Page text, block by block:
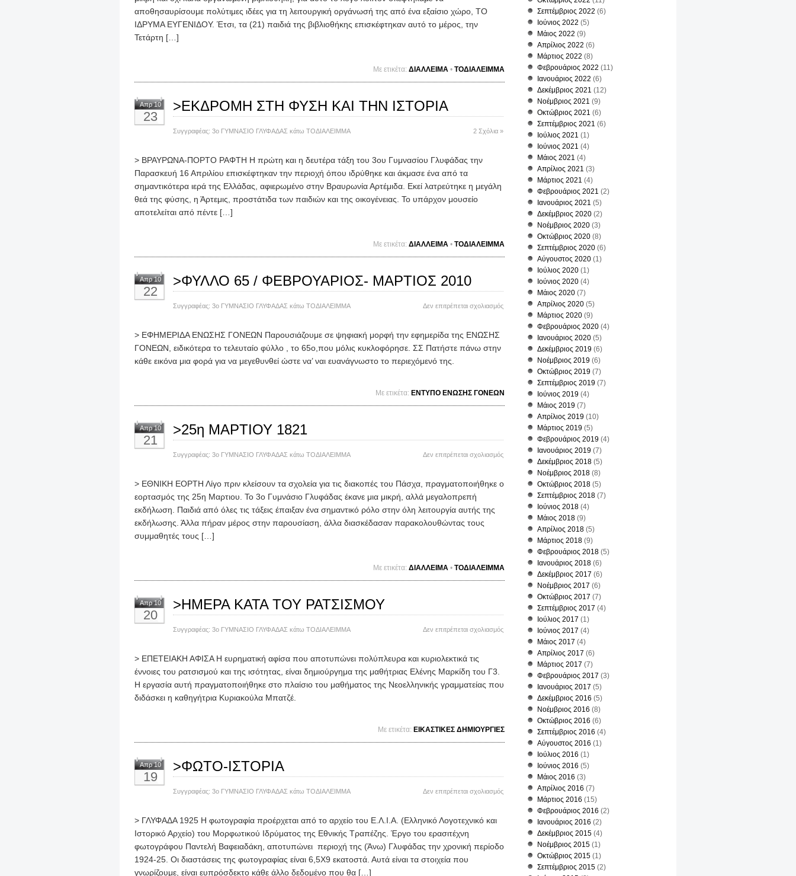
αποθησαυρίσουμε πολύτιμες ιδέες για τη λειτουργική οργάνωσή της από ένα εξαίσιο χώρο, ΤΟ
ΙΔΡΥΜΑ ΕΥΓΕΝΙΔΟΥ. Έτσι, τα (21) παιδιά της βιβλιοθήκης επισκέφτηκαν αυτό το μέρος, την
Τετάρτη […]
Mε ετικέτα: ΔΙΑΛΛΕΙΜΑ • ΤΟΔΙΑΛΕΙΜΜΑ
Απρ 10
23
>ΕΚΔΡΟΜΗ ΣΤΗ ΦΥΣΗ ΚΑΙ ΤΗΝ ΙΣΤΟΡΙΑ
Συγγραφέας: 3ο ΓΥΜΝΑΣΙΟ ΓΛΥΦΑΔΑΣ κάτω ΤΟΔΙΑΛΕΙΜΜΑ 2 Σχόλια »
> ΒΡΑΥΡΩΝΑ-ΠΟΡΤΟ ΡΑΦΤΗ Η πρώτη και η δευτέρα τάξη του 3ου Γυμνασίου Γλυφάδας την
Παρασκευή 16 Απριλίου επισκέφτηκαν την περιοχή όπου ιδρύθηκε και άκμασε ένα από τα
σημαντικότερα ιερά της Ελλάδας, αφιερωμένο στην Βραυρωνία Αρτέμιδα. Εκεί λατρεύτηκε η μεγάλη
θεά της φύσης, η Άρτεμις, προστάτιδα των παιδιών και της οικογένειας. Το υπάρχον μουσείο
αποτελείται από πέντε […]
Mε ετικέτα: ΔΙΑΛΛΕΙΜΑ • ΤΟΔΙΑΛΕΙΜΜΑ
Απρ 10
22
>ΦΥΛΛΟ 65 / ΦΕΒΡΟΥΑΡΙΟΣ- ΜΑΡΤΙΟΣ 2010
Συγγραφέας: 3ο ΓΥΜΝΑΣΙΟ ΓΛΥΦΑΔΑΣ κάτω ΤΟΔΙΑΛΕΙΜΜΑ Δεν επιτρέπεται σχολιασμόςστο
>ΦΥΛΛΟ
ΦΕΒΡΟΥΑΡΙΟΣ-
ΜΑΡΤΙΟΣ
> ΕΦΗΜΕΡΙΔΑ ΕΝΩΣΗΣ ΓΟΝΕΩΝ Παρουσιάζουμε σε ψηφιακή μορφή την εφημερίδα της ΕΝΩΣΗΣ
ΓΟΝΕΩΝ, ειδικότερα το τελευταίο φύλλο , το 65ο,που μόλις κυκλοφόρησε. ΣΣ Πατήστε πάνω στην
κάθε εικόνα μια φορά για να μεγεθυνθεί ώστε να’ ναι ευανάγνωστο το περιεχόμενό της.
Mε ετικέτα: ΕΝΤΥΠΟ ΕΝΩΣΗΣ ΓΟΝΕΩΝ
Απρ 10
21
>25η ΜΑΡΤΙΟΥ 1821
Συγγραφέας: 3ο ΓΥΜΝΑΣΙΟ ΓΛΥΦΑΔΑΣ κάτω ΤΟΔΙΑΛΕΙΜΜΑ Δεν επιτρέπεται σχολιασμόςστο
ΜΑΡΤΙΟΥ
1821
> EΘΝΙΚΗ ΕΟΡΤΗ Λίγο πριν κλείσουν τα σχολεία για τις διακοπές του Πάσχα, πραγματοποιήθηκε ο
εορτασμός της 25η Μαρτιου. Το 3ο Γυμνάσιο Γλυφάδας έκανε μια μικρή, αλλά μεγαλοπρεπή
εκδήλωση. Παιδιά από όλες τις τάξεις έπαιξαν ένα σημαντικό ρόλο στην όλη λειτουργία αυτής της
εκδήλωσης. Άλλα πήραν μέρος στην παρουσίαση, άλλα διασκέδασαν παρακολουθώντας τους
συμμαθητές τους […]
Mε ετικέτα: ΔΙΑΛΛΕΙΜΑ • ΤΟΔΙΑΛΕΙΜΜΑ
Απρ 10
20
>ΗΜΕΡΑ ΚΑΤΑ ΤΟΥ ΡΑΤΣΙΣΜΟΥ
Συγγραφέας: 3ο ΓΥΜΝΑΣΙΟ ΓΛΥΦΑΔΑΣ κάτω ΤΟΔΙΑΛΕΙΜΜΑ Δεν επιτρέπεται σχολιασμόςστο
ΡΑΤΣΙΣΜΟΥ
> ΕΠΕΤΕΙΑΚΗ ΑΦΙΣΑ Η ευρηματική αφίσα που αποτυπώνει πολύπλευρα και κυριολεκτικά τις
έννοιες του ρατσισμού και της ισότητας, είναι δημιούργημα της μαθήτριας Ελένης Μαρκίδη του Γ3.
Η εργασία αυτή πραγματοποιήθηκε στο πλαίσιο του μαθήματος της Νεοελληνικής γραμματείας που
διδάσκει η καθηγήτρια Κυριακούλα Μπατζέ.
Mε ετικέτα: ΕΙΚΑΣΤΙΚΕΣ ΔΗΜΙΟΥΡΓΙΕΣ
Απρ 10
19
>ΦΩΤΟ-ΙΣΤΟΡΙΑ
Συγγραφέας: 3ο ΓΥΜΝΑΣΙΟ ΓΛΥΦΑΔΑΣ κάτω ΤΟΔΙΑΛΕΙΜΜΑ Δεν επιτρέπεται σχολιασμόςστο
>ΦΩΤΟ-
ΙΣΤΟΡΙΑ
> ΓΛΥΦΑΔΑ 1925 Η φωτογραφία προέρχεται από το αρχείο του Ε.Λ.Ι.Α. (Ελληνικό Λογοτεχνικό και
Ιστορικό Αρχείο) του Μορφωτικού Ιδρύματος της Εθνικής Τραπέζης. Έργο του ερασιτέχνη
φωτογράφου Παντελή Βαφειαδάκη, αποτυπώνει περιοχή της (Άνω) Γλυφάδας την χρονική περίοδο
1924-25. Οι διαστάσεις της φωτογραφίας είναι 6,5Χ9 εκατοστά. Αυτά είναι τα στοιχεία που
γνωρίζουμε, είναι ευπρόσδεκτο κάθε άλλο δεδομένο που θα […]
Σεπτέμβριος 2022 (6)
Ιούνιος 2022 (5)
Μάιος 2022 (9)
Απρίλιος 2022 (6)
Μάρτιος 2022 (8)
Φεβρουάριος 2022 (11)
Ιανουάριος 2022 (6)
Δεκέμβριος 2021 (12)
Νοέμβριος 2021 (9)
Οκτώβριος 2021 (6)
Σεπτέμβριος 2021 (6)
Ιούλιος 2021 (1)
Ιούνιος 2021 (4)
Μάιος 2021 (4)
Απρίλιος 2021 (3)
Μάρτιος 2021 (4)
Φεβρουάριος 2021 (2)
Ιανουάριος 2021 (5)
Δεκέμβριος 2020 (2)
Νοέμβριος 2020 (3)
Οκτώβριος 2020 (8)
Σεπτέμβριος 2020 (6)
Αύγουστος 2020 (1)
Ιούλιος 2020 (1)
Ιούνιος 2020 (4)
Μάιος 2020 (7)
Απρίλιος 2020 (5)
Μάρτιος 2020 (9)
Φεβρουάριος 2020 (4)
Ιανουάριος 2020 (5)
Δεκέμβριος 2019 (6)
Νοέμβριος 2019 (6)
Οκτώβριος 2019 (7)
Σεπτέμβριος 2019 (7)
Ιούνιος 2019 (4)
Μάιος 2019 (7)
Απρίλιος 2019 (10)
Μάρτιος 2019 (5)
Φεβρουάριος 2019 (4)
Ιανουάριος 2019 (7)
Δεκέμβριος 2018 (5)
Νοέμβριος 2018 (8)
Οκτώβριος 2018 (5)
Σεπτέμβριος 2018 (7)
Ιούνιος 2018 (4)
Μάιος 2018 (9)
Απρίλιος 2018 (5)
Μάρτιος 2018 (9)
Φεβρουάριος 2018 (5)
Ιανουάριος 2018 (6)
Δεκέμβριος 2017 (6)
Νοέμβριος 2017 (6)
Οκτώβριος 2017 (7)
Σεπτέμβριος 2017 (4)
Ιούλιος 2017 (1)
Ιούνιος 2017 (4)
Μάιος 2017 (4)
Απρίλιος 2017 (6)
Μάρτιος 2017 (7)
Φεβρουάριος 2017 (3)
Ιανουάριος 2017 (5)
Δεκέμβριος 2016 (5)
Νοέμβριος 2016 (8)
Οκτώβριος 2016 (6)
Σεπτέμβριος 2016 (4)
Αύγουστος 2016 (1)
Ιούλιος 2016 (1)
Ιούνιος 2016 (5)
Μάιος 2016 (3)
Απρίλιος 2016 (7)
Μάρτιος 2016 (15)
Φεβρουάριος 2016 (2)
Ιανουάριος 2016 (2)
Δεκέμβριος 2015 (4)
Νοέμβριος 2015 (1)
Οκτώβριος 2015 (1)
Σεπτέμβριος 2015 (2)